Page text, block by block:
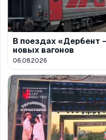
В поездах «Дербент
новых вагонов
06.08.2026